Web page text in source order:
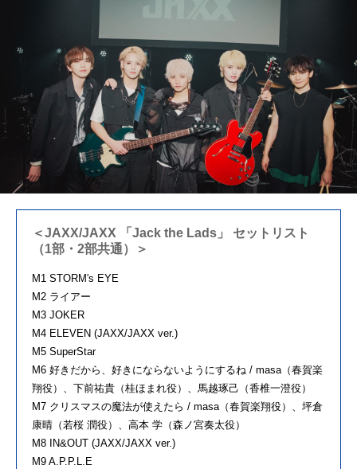
＜JAXX/JAXX 「Jack the Lads」 セットリスト
（1部・2部共通）＞
M1 STORM's EYE
M2 ライアー
M3 JOKER
M4 ELEVEN (JAXX/JAXX ver.)
M5 SuperStar
M6 好きだから、好きにならないようにするね / masa（春賀楽
翔役）、下前祐貴（桂ほまれ役）、馬越琢己（香椎一澄役）
M7 クリスマスの魔法が使えたら / masa（春賀楽翔役）、坪倉
康晴（若桜 潤役）、高本 学（森ノ宮奏太役）
M8 IN&OUT (JAXX/JAXX ver.)
M9 A.P.P.L.E